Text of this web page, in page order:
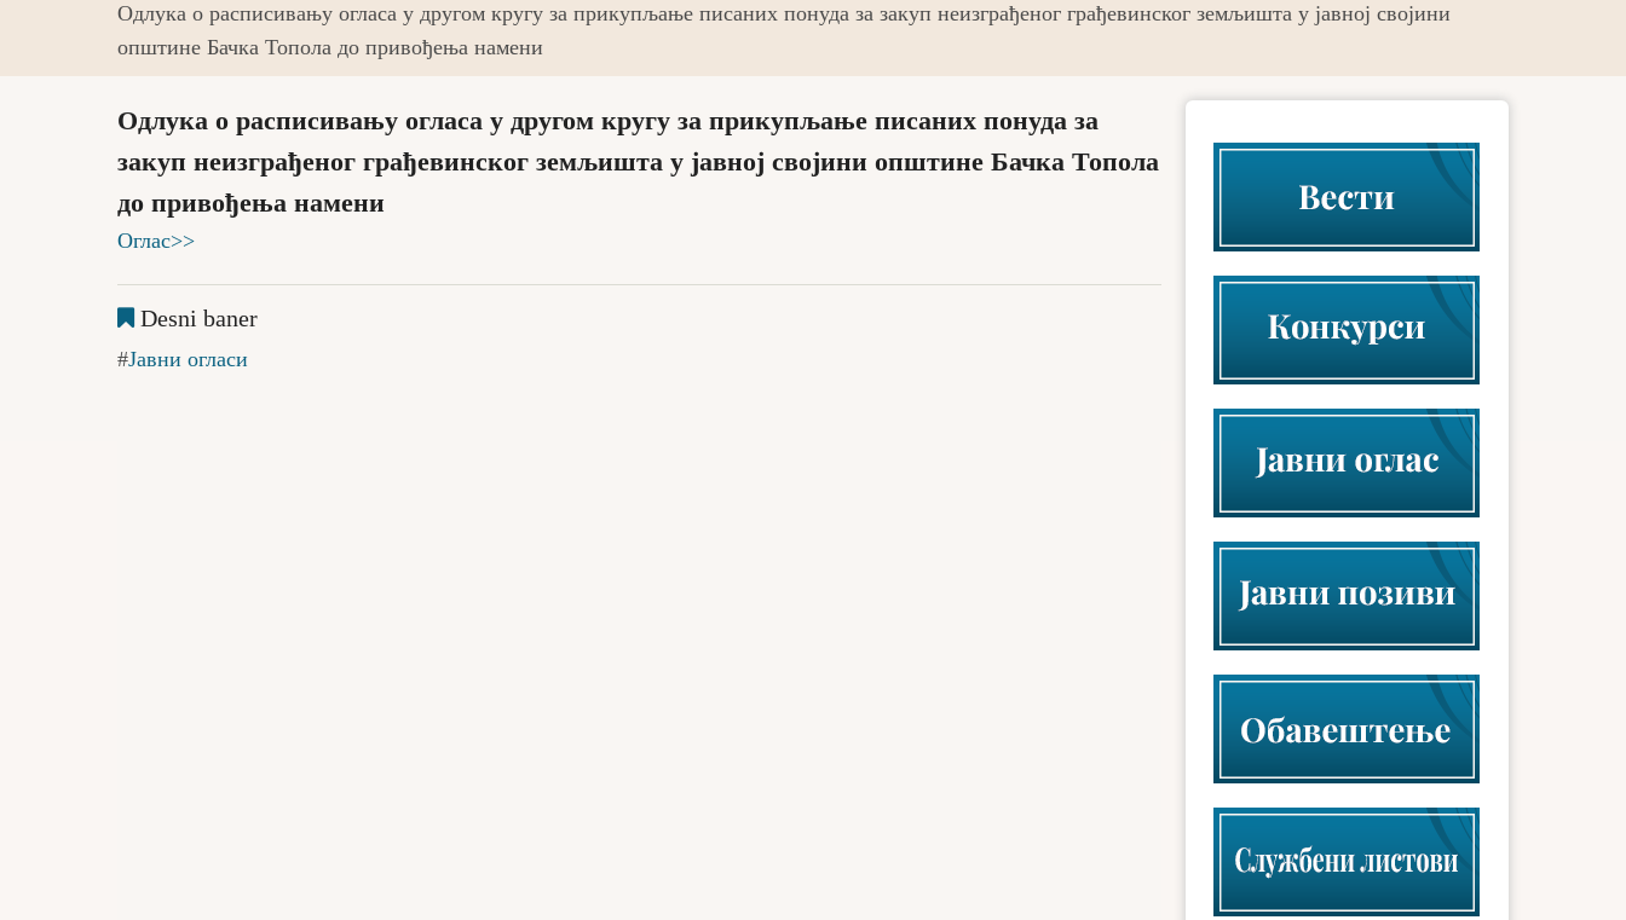
Одлука о расписивању огласа у другом кругу за прикупљање писаних понуда за закуп неизграђеног грађевинског земљишта у јавној својини
општине Бачка Топола до привођења намени
Одлука о расписивању огласа у другом кругу за прикупљање писаних понуда за
закуп неизграђеног грађевинског земљишта у јавној својини општине Бачка Топола
до привођења намени
Оглас>>
Desni baner
Јавни огласи